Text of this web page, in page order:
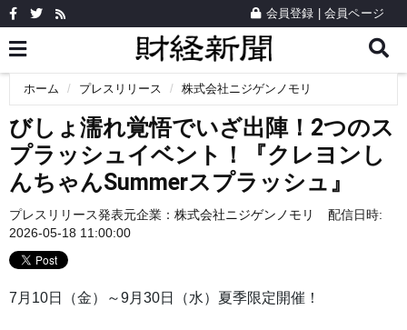
会員登録 会員ページ
ホーム プレスリリース 株式会社ニジゲンノモリ
びしょ濡れ覚悟でいざ出陣！2つのス
プラッシュイベント！『クレヨンし
んちゃんSummerスプラッシュ』
プレスリリース発表元企業： 株式会社ニジゲンノモリ
配信日時:
2026-05-18 11:00:00
7月10日（金）～9月30日（水）夏季限定開催！